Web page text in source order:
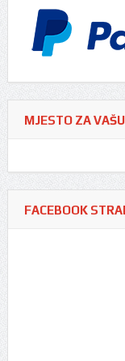
MJESTO ZA
FACEBOOK